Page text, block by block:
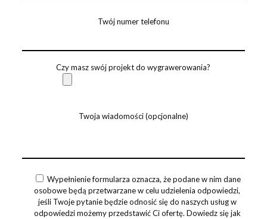
Twój numer telefonu
Czy masz swój projekt do wygrawerowania?
Twoja wiadomości (opcjonalne)
Wypełnienie formularza oznacza, że podane w nim dane
osobowe będą przetwarzane w celu udzielenia odpowiedzi,
jeśli Twoje pytanie będzie odnosić się do naszych usług w
odpowiedzi możemy przedstawić Ci ofertę. Dowiedz się jak